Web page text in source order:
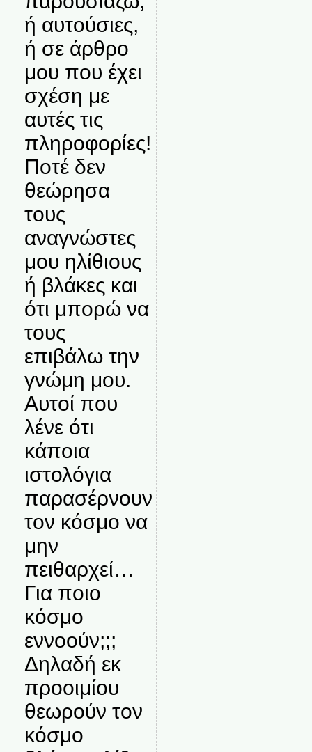
ή αυτούσιες,
ή σε άρθρο
μου που έχει
σχέση με
αυτές τις
πληροφορίες!
Ποτέ δεν
θεώρησα
τους
αναγνώστες
μου ηλίθιους
ή βλάκες και
ότι μπορώ να
τους
επιβάλω την
γνώμη μου.
Αυτοί που
λένε ότι
κάποια
ιστολόγια
παρασέρνουν
τον κόσμο να
μην
πειθαρχεί…
Για ποιο
κόσμο
εννοούν;;;
Δηλαδή εκ
προοιμίου
θεωρούν τον
κόσμο